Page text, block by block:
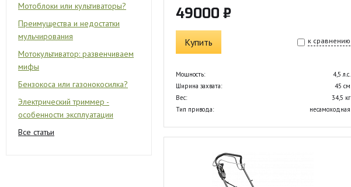
Мотоблоки или культиваторы?
Преимущества и недостатки
мульчирования
Мотокультиватор: развенчиваем
мифы
Бензокоса или газонокосилка?
Электрический триммер -
особенности эксплуатации
Все статьи
49000 ₽
Купить к сравнению
Мощность:
4,5 л.с.
Ширина захвата:
45 см
Вес:
34,5 кг
Тип привода:
несамоходная